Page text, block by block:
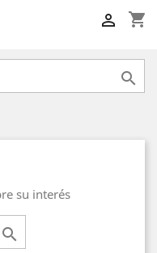
shopping_cart


su interés
